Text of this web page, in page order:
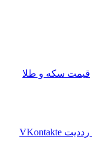
قیمت سکه و طلا
‫رددیت ‫VKontakte